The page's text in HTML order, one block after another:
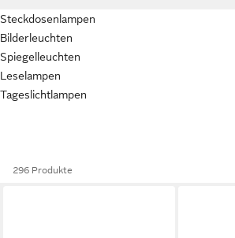
Steckdosenlampen
Bilderleuchten
Spiegelleuchten
Leselampen
Tageslichtlampen
296 Produkte